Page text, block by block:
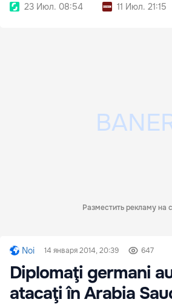
23 Июл. 08:54
11 Июл. 21:15
Разместить рекламу на
Noi 14 января 2014, 20:39 647
Diplomaţi germani
atacaţi în Arabia